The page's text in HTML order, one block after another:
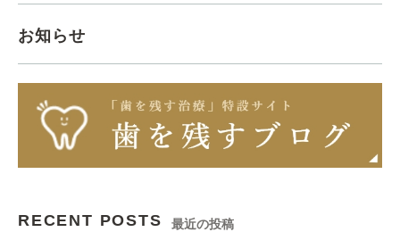
お知らせ
RECENT POSTS 最近の投稿